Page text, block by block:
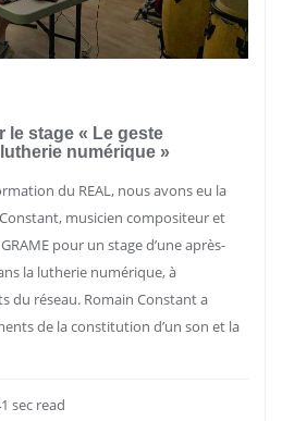
le stage « Le geste
numérique »
du REAL, nous avons eu la
musicien compositeur et
pour un stage d’une après-
la lutherie numérique, à
du réseau. Romain Constant a
de la constitution d’un son et la
sec read